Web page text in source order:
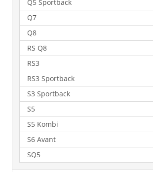
Q5 Sportback
Q7
Q8
RS Q8
RS3
RS3 Sportback
S3 Sportback
S5
S5 Kombi
S6 Avant
SQ5